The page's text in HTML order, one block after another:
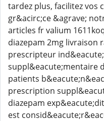
tardez plus, facilitez vos
gr&acirc;ce &agrave;
articles fr valium
diazepam 2mg livraison
prescripteur
suppl&eacute;mentaire
patients
prescription
diazepam
est